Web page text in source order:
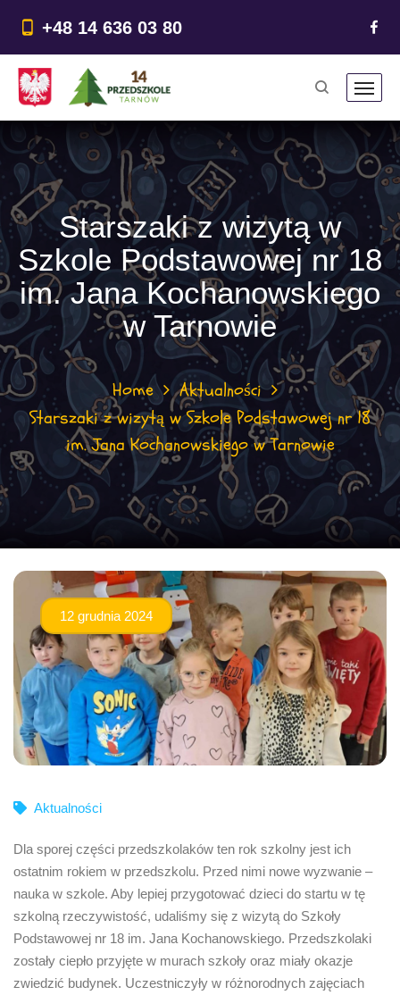
treści
+48 14 636 03 80
Starszaki z wizytą w
Szkole Podstawowej nr 18
im. Jana Kochanowskiego
w Tarnowie
Home
Aktualności
Starszaki z wizytą w Szkole Podstawowej nr 18
im. Jana Kochanowskiego w Tarnowie
12 grudnia 2024
Aktualności
Dla sporej części przedszkolaków ten rok szkolny jest ich
ostatnim rokiem w przedszkolu. Przed nimi nowe wyzwanie –
nauka w szkole. Aby lepiej przygotować dzieci do startu w tę
szkolną rzeczywistość, udaliśmy się z wizytą do Szkoły
Podstawowej nr 18 im. Jana Kochanowskiego. Przedszkolaki
zostały ciepło przyjęte w murach szkoły oraz miały okazje
zwiedzić budynek. Uczestniczyły w różnorodnych zajęciach